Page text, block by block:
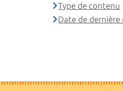
Type de contenu
Date de